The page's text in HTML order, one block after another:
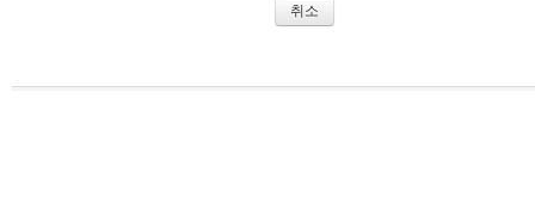
취소